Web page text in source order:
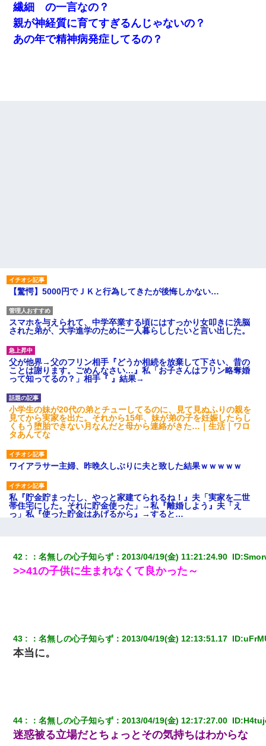
繊細 の一言なの？
親が神経質に育てすぎるんじゃないの？
あの年で精神病発症してるの？
【驚愕】5000円でＪＫと行為してきたが後悔しかない…
スマホを与えられて、中学卒業する頃にはすっかり女叩きに洗脳
された弟が、大学進学のために一人暮らししたいと言い出した。
父が他界→父のフリン相手『どうか相続を放棄して下さい、昔の
ことは謝ります。ごめんなさい…』私「お子さんはフリン略奪婚
って知ってるの？」相手『 』結果→
小学生の妹が20代の弟とチューしてるのに、見て見ぬふりの親を
見てから実家を出た。それから15年、妹が弟の子を妊娠したらし
くもう堕胎できない月なんだと母から連絡がきた…｜生活｜ワロ
タあんてな
ワイアラサー主婦、昨晩久しぶりに夫と致した結果ｗｗｗｗｗ
私『貯金貯まったし、やっと家建てられるね！』夫「実家を二世
帯住宅にした。それに貯金使った」→私『離婚しよう』夫「え
っ」私『使った貯金はあげるから』→すると…
だ、再婚して」私「なら父親と暮らせ」息子「やった＾＾」私
（もう手遅れだったんだな…）
旦那の元カノをSNSで探して写真を保存して顔面評価スレで写真
を晒してた。ほとんどがブスという評価の中で二人ほど意外に好
評価で苦々しく思った
【衝撃】ある工場に配属すると、女の人がみんな退職してしま
う。会社「仕事がハードだし田舎で娯楽も少ないからキツイの
42 ：名無しの心子知らず ：2013/04/19(金) 11:21:24.90 ID:
>>41の子供に生まれなくて良かった～
43 ：名無しの心子知らず ：2013/04/19(金) 12:13:51.17 ID:
本当に。
44 ：名無しの心子知らず ：2013/04/19(金) 12:17:27.00 ID:
迷惑被る立場だとちょっとその気持ちはわからな